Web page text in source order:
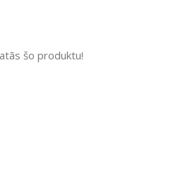
šo produktu!